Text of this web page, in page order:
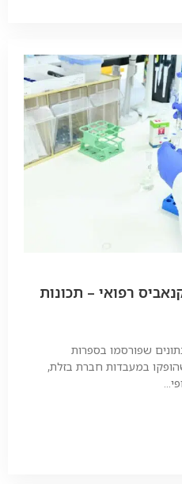
רפואי – תכונות
שפורסמו בספרות
במעבדות חברת בזלת,